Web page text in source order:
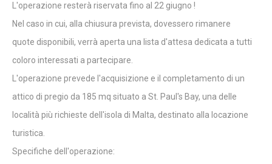
L'operazione resterà riservata fino al 22 giugno !
Nel caso in cui, alla chiusura prevista, dovessero rimanere
quote disponibili, verrà aperta una lista d'attesa dedicata a tutti
coloro interessati a partecipare.
L'operazione prevede l'acquisizione e il completamento di un
attico di pregio da 185 mq situato a St. Paul's Bay, una delle
località più richieste dell'isola di Malta, destinato alla locazione
turistica.
Specifiche dell'operazione: